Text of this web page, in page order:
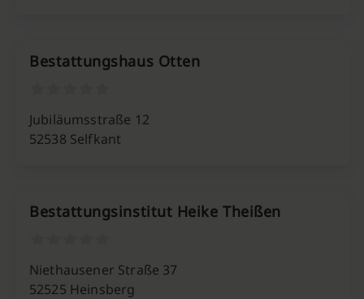
Bestattungshaus Otten
Jubiläumsstraße 12
52538 Selfkant
Bestattungsinstitut Heike Theißen
Niethausener Straße 37
52525 Heinsberg